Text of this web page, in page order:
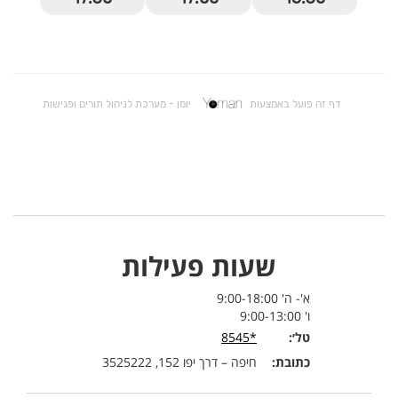
שעות פעילות
א'- ה' 9:00-18:00
ו' 9:00-13:00
טל׳:
*8545
כתובת:
חיפה – דרך יפו 152, 3525222